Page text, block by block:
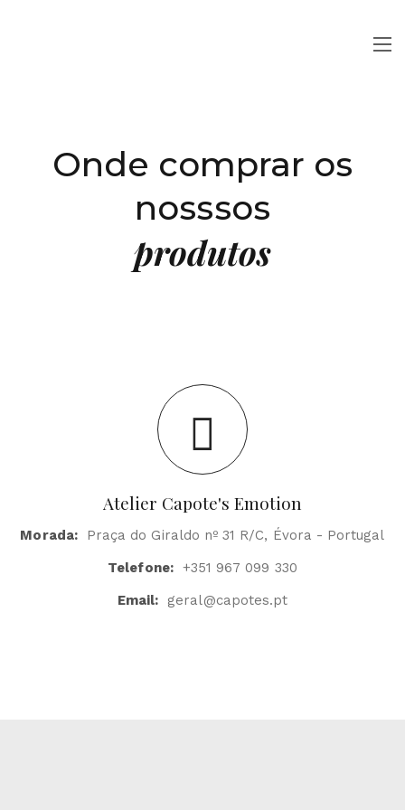
Onde comprar os
nosssos
produtos
Atelier Capote's Emotion
Morada:
Praça do Giraldo nº 31 R/C, Évora - Portugal
Telefone: +351 967 099 330
Email:
geral@capotes.pt